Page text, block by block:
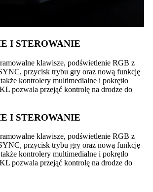
I STEROWANIE
klawisze, podświetlenie RGB z
przycisk trybu gry oraz nową funkcję
kontrolery multimedialne i pokrętło
pozwala przejąć kontrolę na drodze do
I STEROWANIE
klawisze, podświetlenie RGB z
przycisk trybu gry oraz nową funkcję
kontrolery multimedialne i pokrętło
pozwala przejąć kontrolę na drodze do